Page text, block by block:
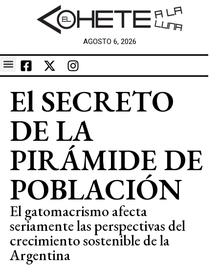
AGOSTO 6, 2026
El SECRETO
DE LA
PIRÁMIDE DE
POBLACIÓN
El gatomacrismo afecta
seriamente las perspectivas del
crecimiento sostenible de la
Argentina